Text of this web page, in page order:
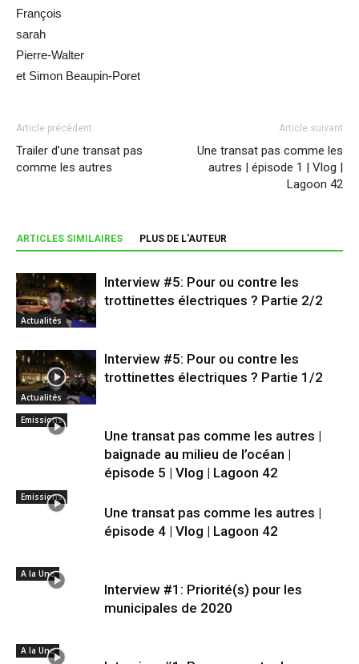
François
sarah
Pierre-Walter
et Simon Beaupin-Poret
Article précédent
Trailer d’une transat pas
comme les autres
Article suivant
Une transat pas comme les
autres | épisode 1 | Vlog |
Lagoon 42
ARTICLES SIMILAIRES PLUS DE L'AUTEUR
Actualités
Interview #5: Pour ou contre les
trottinettes électriques ? Partie 2/2
Actualités
Interview #5: Pour ou contre les
trottinettes électriques ? Partie 1/2
Emissions
Une transat pas comme les autres |
baignade au milieu de l’océan |
épisode 5 | Vlog | Lagoon 42
Emissions
Une transat pas comme les autres |
épisode 4 | Vlog | Lagoon 42
A la Une
Interview #1: Priorité(s) pour les
municipales de 2020
A la Une